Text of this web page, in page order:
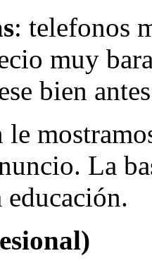
: telefonos
muy
bien
La